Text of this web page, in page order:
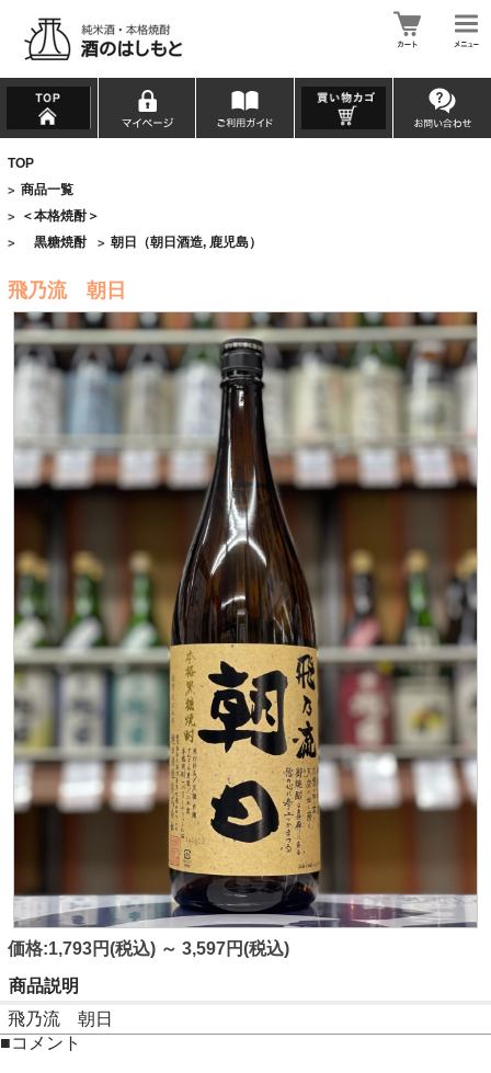
TOP
> 商品一覧
> ＜本格焼酎＞
> 黒糖焼酎 > 朝日（朝日酒造, 鹿児島）
飛乃流 朝日
価格:1,793円(税込) ～ 3,597円(税込)
商品説明
飛乃流 朝日
■コメント